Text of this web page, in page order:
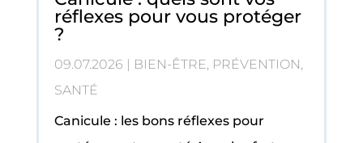
réflexes pour vous protéger
?
09.07.2026 BIEN-ÊTRE, PRÉVENTION,
SANTÉ
Canicule : les bons réflexes pour